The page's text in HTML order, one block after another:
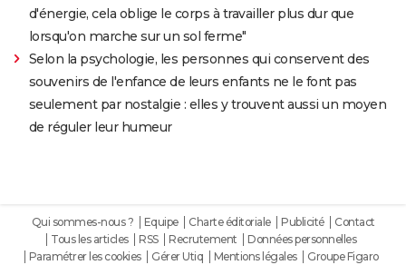
d'énergie, cela oblige le corps à travailler plus dur que
lorsqu'on marche sur un sol ferme"
Selon la psychologie, les personnes qui conservent des
souvenirs de l'enfance de leurs enfants ne le font pas
seulement par nostalgie : elles y trouvent aussi un moyen
de réguler leur humeur
Qui sommes-nous ? Equipe Charte éditoriale Publicité
Contact
Tous les articles
RSS Recrutement
Données personnelles
Paramétrer les cookies
Gérer Utiq Mentions légales Groupe Figaro